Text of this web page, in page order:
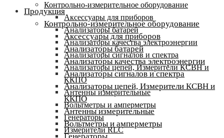
Контрольно-измерительное оборудование
Аксессуары для приборов
Анализаторы батарей
Анализаторы качества электроэнергии
Анализаторы сигналов и спектра
Анализаторы цепей, Измерители КСВН и
ККПО
Антенны измерительные
Вольтметры и амперметры
Генераторы
Измерители RLC
Продукция
Контрольно-измерительное оборудование
Аксессуары для приборов
Анализаторы батарей
Анализаторы качества электроэнергии
Анализаторы сигналов и спектра
Анализаторы цепей, Измерители КСВН и
ККПО
Антенны измерительные
Вольтметры и амперметры